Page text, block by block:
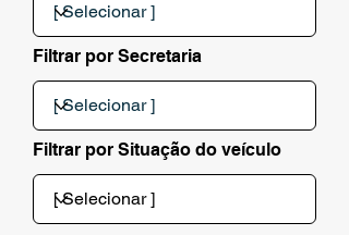
Filtrar por Secretaria
Filtrar por Situação do veículo